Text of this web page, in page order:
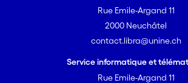
Rue Emile-Argand 11
2000 Neuchâtel
contact.libra@unine.ch
Service informatique et
Rue Emile-Argand 11